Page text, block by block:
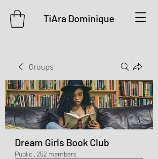
TiAra Dominique
Groups
Dream Girls Book Club
Public · 252 members